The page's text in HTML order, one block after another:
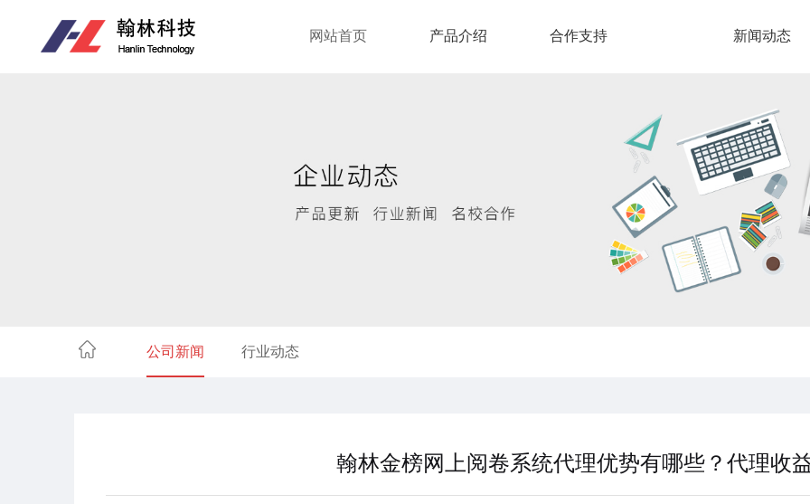
网站首页 产品介绍 合作支持 新闻动态
公司新闻 行业动态
翰林金榜网上阅卷系统代理优势有哪些？代理收